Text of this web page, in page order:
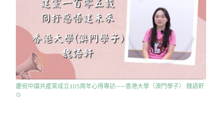
慶祝中國共產黨成立105周年心得專訪——香港大學（澳門學子） 魏語軒
access_time